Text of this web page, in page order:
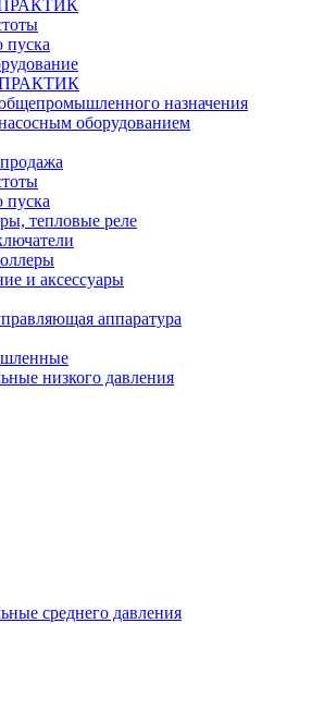
ПРАКТИК
пуска
ПРАКТИК
назначения
оборудованием
пуска
тепловые реле
и аксессуары
аппаратура
низкого давления
среднего давления